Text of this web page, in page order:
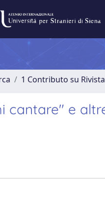
1 Contributo su Rivista
cantare" e